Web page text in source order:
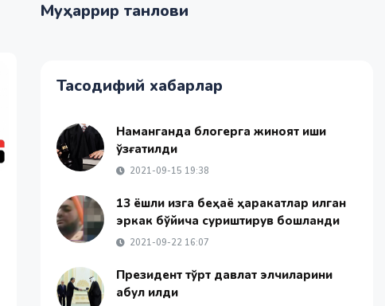
Муҳаррир танлови
Тасодифий хабарлар
Наманганда блогерга жиноят иши
қўзғатилди
2021-09-15 19:38
13 ёшли қизга беҳаё ҳаракатлар қилган
эркак бўйича суриштирув бошланди
2021-09-22 16:07
Президент тўрт давлат элчиларини
қабул қилди